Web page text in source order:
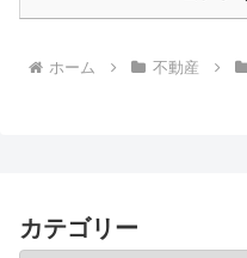
ホーム 不動産
カテゴリー